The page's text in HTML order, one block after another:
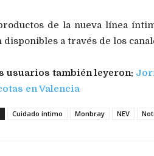
de la nueva línea
disponibles a través de los
usuarios también leyeron:
en Valencia
Cuidado íntimo Monbray NEV